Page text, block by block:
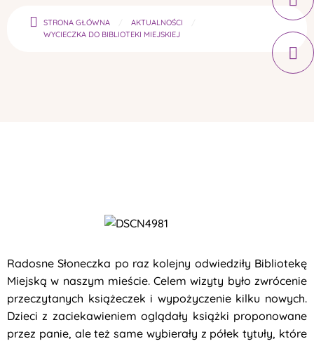
STRONA GŁÓWNA
AKTUALNOŚCI
WYCIECZKA DO BIBLIOTEKI MIEJSKIEJ
Radosne Słoneczka po raz kolejny odwiedziły Bibliotekę
Miejską w naszym mieście. Celem wizyty było zwrócenie
przeczytanych książeczek i wypożyczenie kilku nowych.
Dzieci z zaciekawieniem oglądały książki proponowane
przez panie, ale też same wybierały z półek tytuły, które